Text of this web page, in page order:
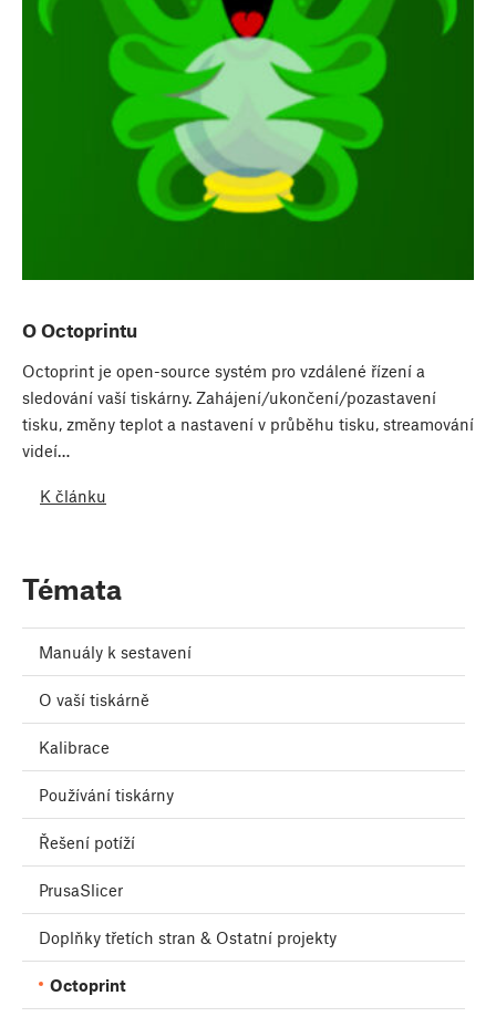
O Octoprintu
Octoprint je open-source systém pro vzdálené řízení a
sledování vaší tiskárny. Zahájení/ukončení/pozastavení
tisku, změny teplot a nastavení v průběhu tisku, streamování
videí…
K článku
Témata
Manuály k sestavení
O vaší tiskárně
Kalibrace
Používání tiskárny
Řešení potíží
PrusaSlicer
Doplňky třetích stran & Ostatní projekty
Octoprint